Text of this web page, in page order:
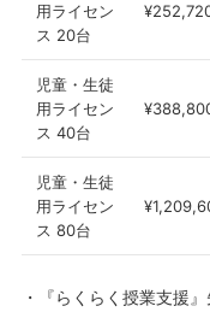
用ライセン
ス 20台
児童・生徒
用ライセン
ス 40台
児童・生徒
用ライセン
ス 80台
・『らくらく授業支援